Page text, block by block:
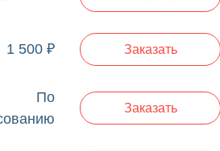
1 500 ₽ Заказать
По
Заказать